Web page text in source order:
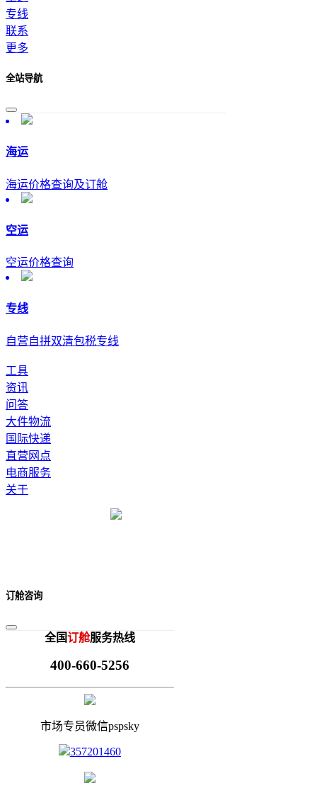
专线
联系
更多
全站导航
海运
海运价格查询及订舱
空运
空运价格查询
专线
自营自拼双清包税专线
工具
资讯
问答
大件物流
国际快递
直营网点
电商服务
关于
订舱咨询
全国订舱服务热线
400-660-5256
市场专员微信pspsky
357201460